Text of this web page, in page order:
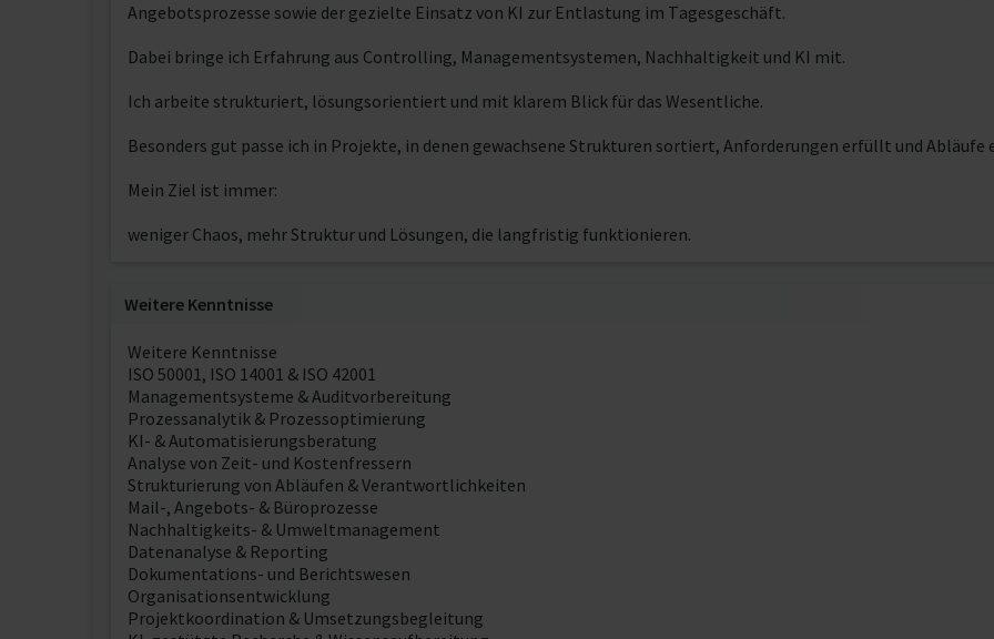
Angebotsprozesse sowie der gezielte Einsatz von KI zur Entlastung im Tagesgeschäft.
Dabei bringe ich Erfahrung aus Controlling, Managementsystemen, Nachhaltigkeit und KI mit.
Ich arbeite strukturiert, lösungsorientiert und mit klarem Blick für das Wesentliche.
Besonders gut passe ich in Projekte, in denen gewachsene Strukturen sortiert, Anforderungen erfüllt und
Mein Ziel ist immer:
weniger Chaos, mehr Struktur und Lösungen, die langfristig funktionieren.
Weitere Kenntnisse
Weitere Kenntnisse
ISO 50001, ISO 14001 & ISO 42001
Managementsysteme & Auditvorbereitung
Prozessanalytik & Prozessoptimierung
KI- & Automatisierungsberatung
Analyse von Zeit- und Kostenfressern
Strukturierung von Abläufen & Verantwortlichkeiten
Mail-, Angebots- & Büroprozesse
Nachhaltigkeits- & Umweltmanagement
Datenanalyse & Reporting
Dokumentations- und Berichtswesen
Organisationsentwicklung
Projektkoordination & Umsetzungsbegleitung